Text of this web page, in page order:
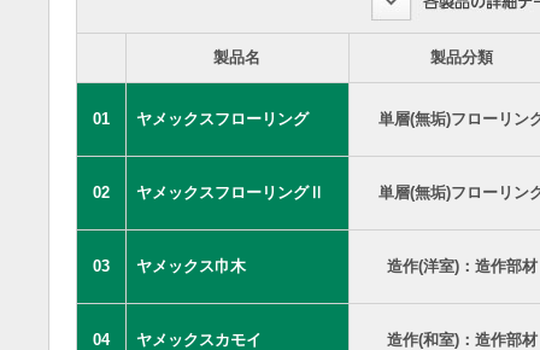
製品名 製品分類
01 ヤメックスフローリング 単層(無垢)フローリン
02 ヤメックスフローリングⅡ 単層(無垢)フローリン
03 ヤメックス巾木 造作(洋室)：造作部材
04 ヤメックスカモイ 造作(和室)：造作部材